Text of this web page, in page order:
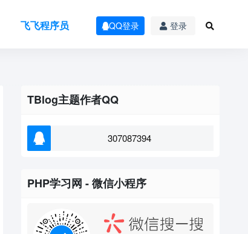
飞飞程序员 QQ登录 登录
TBlog主题作者QQ
307087394
PHP学习网 - 微信小程序